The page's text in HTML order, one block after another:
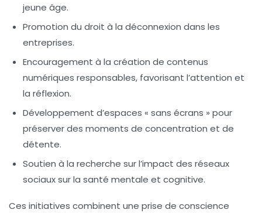
jeune âge.
Promotion du droit à la déconnexion dans les
entreprises.
Encouragement à la création de contenus
numériques responsables, favorisant l’attention et
la réflexion.
Développement d’espaces « sans écrans » pour
préserver des moments de concentration et de
détente.
Soutien à la recherche sur l’impact des réseaux
sociaux sur la santé mentale et cognitive.
Ces initiatives combinent une prise de conscience